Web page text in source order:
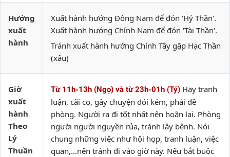
Hướng
xuất
hành
Xuất hành hướng Đông Nam để đón 'Hỷ Thần'.
Xuất hành hướng Chính Nam để đón 'Tài Thần'.
Tránh xuất hành hướng Chính Tây gặp Hạc Thần
(xấu)
Giờ
xuất
hành
Theo
Lý
Thuần
Từ 11h-13h (Ngọ) và từ 23h-01h (Tý) Hay tranh
luận, cãi cọ, gây chuyện đói kém, phải đề
phòng. Người ra đi tốt nhất nên hoãn lại. Phòng
người người nguyền rủa, tránh lây bệnh. Nói
chung những việc như hội họp, tranh luận, việc
quan,…nên tránh đi vào giờ này. Nếu bắt buộc